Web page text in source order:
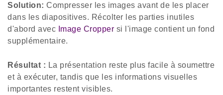
Solution: Compresser les images avant de les placer
dans les diapositives. Récolter les parties inutiles
d'abord avec Image Cropper si l'image contient un fond
supplémentaire.
Résultat : La présentation reste plus facile à soumettre
et à exécuter, tandis que les informations visuelles
importantes restent visibles.